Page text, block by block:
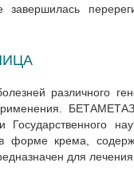
различного
форме крема,
для